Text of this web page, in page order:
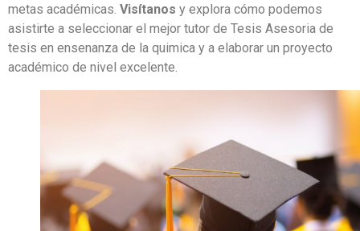
metas académicas. Visítanos y explora cómo podemos
asistirte a seleccionar el mejor tutor de Tesis Asesoria de
tesis en ensenanza de la quimica y a elaborar un proyecto
académico de nivel excelente.